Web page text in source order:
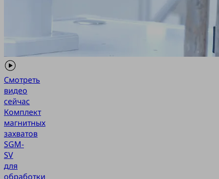
Смотреть
видео
сейчас
Комплект
магнитных
захватов
SGM-
SV
для
обработки